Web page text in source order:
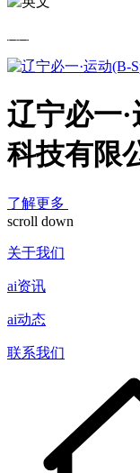
辽宁必一
科技有限
了解更多
scroll down
关于我们
ai资讯
ai动态
联系我们